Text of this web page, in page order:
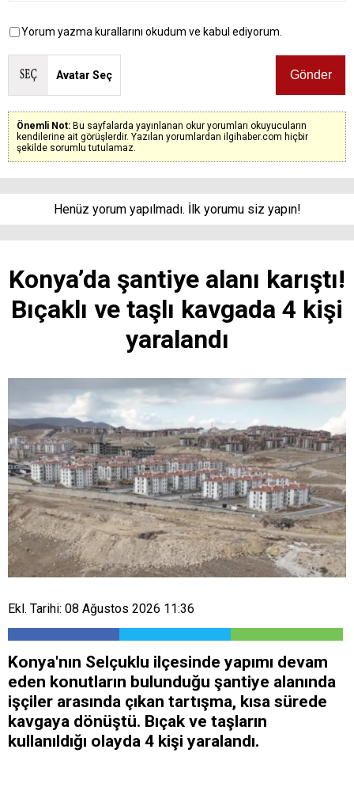
Yorum yazma kurallarını okudum ve kabul ediyorum.
Avatar Seç
Önemli Not: Bu sayfalarda yayınlanan okur yorumları okuyucuların
kendilerine ait görüşlerdir. Yazılan yorumlardan ilgihaber.com hiçbir
şekilde sorumlu tutulamaz.
Henüz yorum yapılmadı. İlk yorumu siz yapın!
Konya’da şantiye alanı karıştı!
Bıçaklı ve taşlı kavgada 4 kişi
yaralandı
Ekl. Tarihi: 08 Ağustos 2026 11:36
Konya'nın Selçuklu ilçesinde yapımı devam
eden konutların bulunduğu şantiye alanında
işçiler arasında çıkan tartışma, kısa sürede
kavgaya dönüştü. Bıçak ve taşların
kullanıldığı olayda 4 kişi yaralandı.